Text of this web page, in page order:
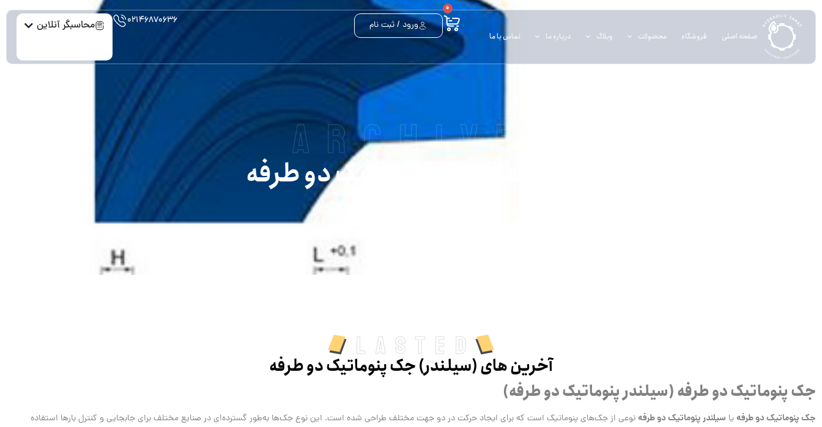
صفحه اصلی فروشگاه محصولات وبلاگ درباره ما تماس با ما
0
ورود / ثبت نام ۰۲۱۴۶۸۷۰۶۳۶ محاسبگر آنلاین
archive
(سیلندر) جک پنوماتیک دو طرفه
Lasted
آخرین های (سیلندر) جک پنوماتیک دو طرفه
جک پنوماتیک دو طرفه (سیلندر پنوماتیک دو طرفه)
جک پنوماتیک دو طرفهیا سیلندر پنوماتیک دو طرفهنوعی از جک‌های پنوماتیک است که برای ایجاد حرکت در دو جهت مختلف طراحی شده است. این نوع جک‌ها به‌طور گسترده‌ای در صنایع مختلف برای جابجایی و کنترل بارها استفاده